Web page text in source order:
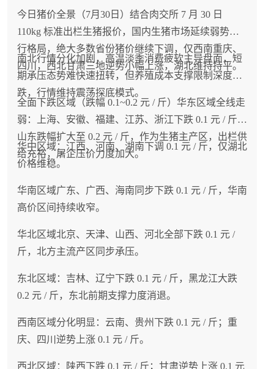
今日猪价全景（7月30日）结合肉交所 7 月 30 日
110kg 标准出栏生猪报价，国内生猪市场延续弱势下
行格局，绝大多数省份猪价继续下调，仅西南重庆、
四川，西北甘肃三地逆势小幅上涨，湖北维持持平。
南北行情分化加剧，高温淡季消费疲软主导盘面，短
期承压态势难快速扭转，但养殖成本支撑限制深度下
跌，行情维持震荡探底模式。
全面下跌区域（跌幅 0.1~0.2 元 / 斤）华东区域全线走
弱：上海、安徽、福建、江苏、浙江下跌 0.1 元 / 斤；
山东跌幅扩大至 0.2 元 / 斤，作为生猪主产区，出栏供
给充裕，屠企压价力度加大。
华中区域：江西、河南、湖南下调 0.1 元 / 斤，仅湖北
价格维稳。
华南区域广东、广西、海南同步下跌 0.1 元 / 斤，华南
高价区间持续收窄。
华北区域北京、天津、山西、河北全部下跌 0.1 元 /
斤，北方主流产区同步承压。
东北区域：吉林、辽宁下跌 0.1 元 / 斤，黑龙江大跌
0.2 元 / 斤，东北前期支撑力度消退。
西南区域分化明显：云南、贵州下跌 0.1 元 / 斤；重
庆、四川逆势上涨 0.1 元 / 斤。
西北区域：陕西下跌 0.1 元 / 斤；甘肃逆势上涨 0.1 元